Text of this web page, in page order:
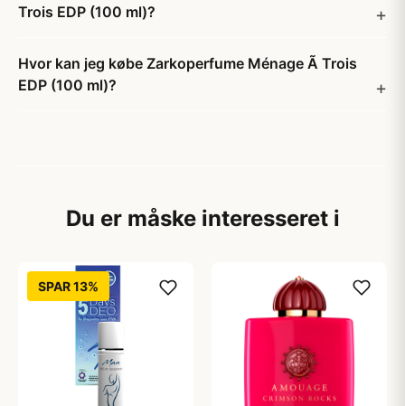
Trois EDP (100 ml)?
Hvor kan jeg købe Zarkoperfume Ménage Ã Trois
EDP (100 ml)?
Du er måske interesseret i
SPAR 13%